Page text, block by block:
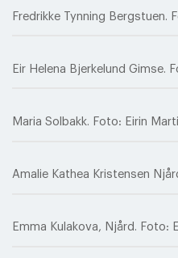
Fredrikke Tynning Bergstuen.
Eir Helena Bjerkelund Gimse.
Maria Solbakk. Foto: Eirin
Amalie Kathea Kristensen
Emma Kulakova, Njård. Foto: